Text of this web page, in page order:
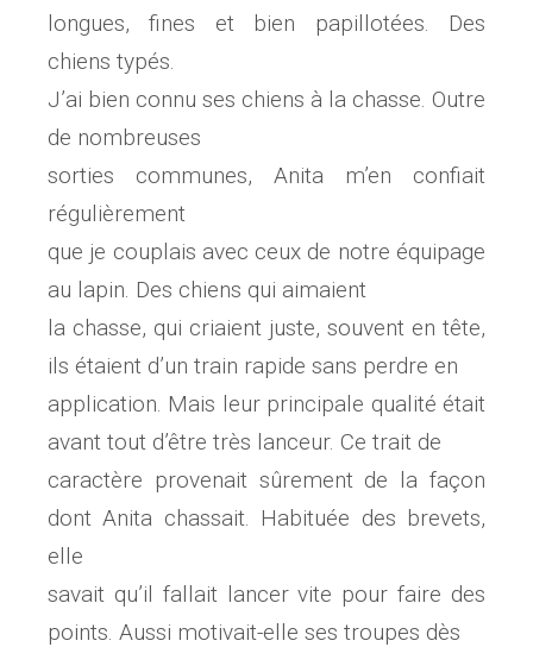
longues, fines et bien papillotées. Des
chiens typés.
J’ai bien connu ses chiens à la chasse. Outre
de nombreuses
sorties communes, Anita m’en confiait
régulièrement
que je couplais avec ceux de notre équipage
au lapin. Des chiens qui aimaient
la chasse, qui criaient juste, souvent en tête,
ils étaient d’un train rapide sans perdre en
application. Mais leur principale qualité était
avant tout d’être très lanceur. Ce trait de
caractère provenait sûrement de la façon
dont Anita chassait. Habituée des brevets,
elle
savait qu’il fallait lancer vite pour faire des
points. Aussi motivait-elle ses troupes dès